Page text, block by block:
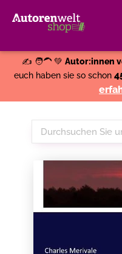
✍️ 🧑‍🦱 💚 Autor:innen
euch haben sie so schon
Durchsuchen
Sie